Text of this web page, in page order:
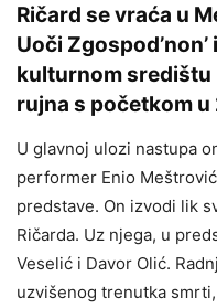
Ričard se vraća u
Uoči
kulturnom središtu
rujna s početkom u
U glavnoj ulozi nastupa
performer Enio
predstave. On izvodi lik
Ričarda. Uz njega, u
Veselić i Davor Olić.
uzvišenog trenutka